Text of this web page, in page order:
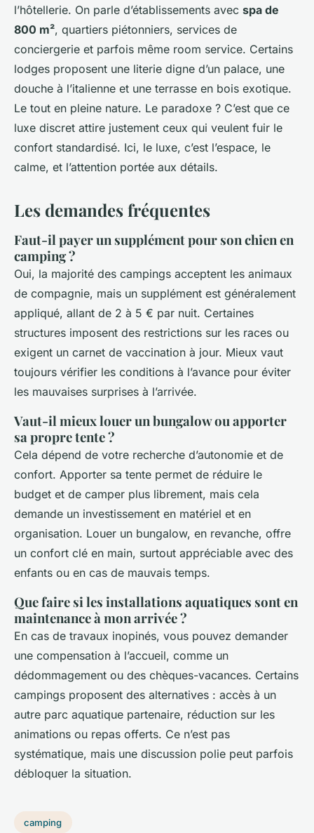
l’hôtellerie. On parle d’établissements avec spa de
800 m², quartiers piétonniers, services de
conciergerie et parfois même room service. Certains
lodges proposent une literie digne d’un palace, une
douche à l’italienne et une terrasse en bois exotique.
Le tout en pleine nature. Le paradoxe ? C’est que ce
luxe discret attire justement ceux qui veulent fuir le
confort standardisé. Ici, le luxe, c’est l’espace, le
calme, et l’attention portée aux détails.
Les demandes fréquentes
Faut-il payer un supplément pour son chien en
camping ?
Oui, la majorité des campings acceptent les animaux
de compagnie, mais un supplément est généralement
appliqué, allant de 2 à 5 € par nuit. Certaines
structures imposent des restrictions sur les races ou
exigent un carnet de vaccination à jour. Mieux vaut
toujours vérifier les conditions à l’avance pour éviter
les mauvaises surprises à l’arrivée.
Vaut-il mieux louer un bungalow ou apporter
sa propre tente ?
Cela dépend de votre recherche d’autonomie et de
confort. Apporter sa tente permet de réduire le
budget et de camper plus librement, mais cela
demande un investissement en matériel et en
organisation. Louer un bungalow, en revanche, offre
un confort clé en main, surtout appréciable avec des
enfants ou en cas de mauvais temps.
Que faire si les installations aquatiques sont en
maintenance à mon arrivée ?
En cas de travaux inopinés, vous pouvez demander
une compensation à l’accueil, comme un
dédommagement ou des chèques-vacances. Certains
campings proposent des alternatives : accès à un
autre parc aquatique partenaire, réduction sur les
animations ou repas offerts. Ce n’est pas
systématique, mais une discussion polie peut parfois
débloquer la situation.
camping